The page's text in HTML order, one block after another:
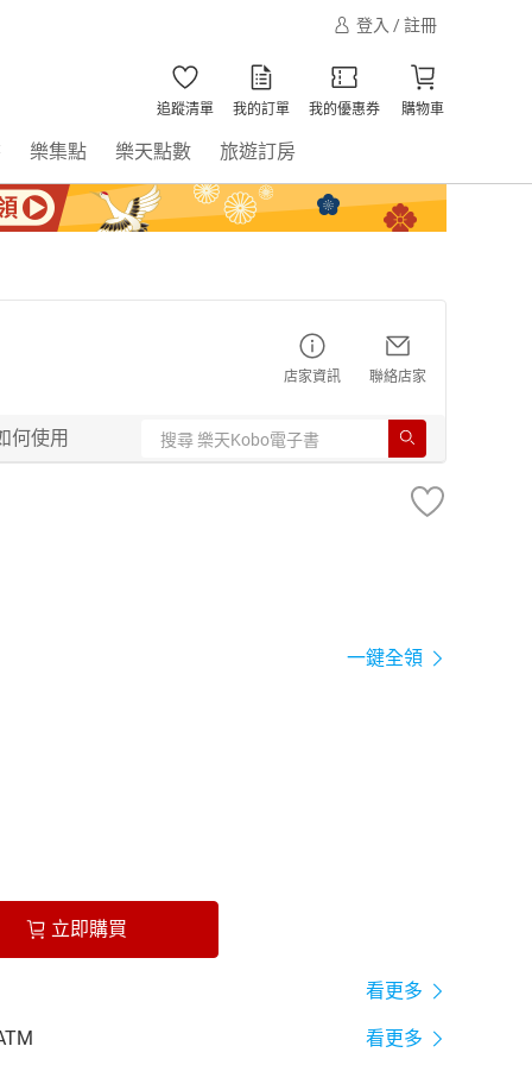
登入 / 註冊
追蹤清單 我的訂單 我的優惠券 購物車
樂集點 樂天點數 旅遊訂房
店家資訊 聯絡店家
何使用
一鍵全領
立即購買
看更多
看更多